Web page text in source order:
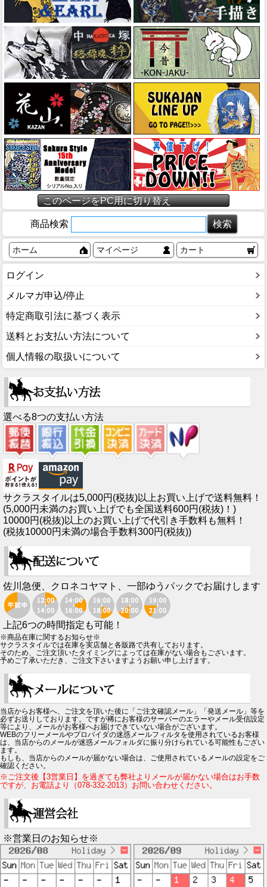
このページをPC用に切り替え
商品検索
ホーム マイページ カート
ログイン
メルマガ申込/停止
特定商取引法に基づく表示
送料とお支払い方法について
個人情報の取扱いについて
選べる8つの支払い方法
サクラスタイルは5,000円(税抜)以上お買い上げで送料無料！
(5,000円未満のお買い上げでも全国送料600円(税抜)！)
10000円(税抜)以上のお買い上げで代引き手数料も無料！
(税抜10000円未満の場合手数料300円(税抜))
佐川急便、クロネコヤマト、一部ゆうパックでお届けします
上記6つの時間指定も可能！
※商品在庫に関するお知らせ※
サクラスタイルでは在庫を実店舗と各販路で共有しております。
そのため、ご注文頂いたタイミングによっては在庫がない場合もございます。
予めご了承いただき、ご注文下さいますようお願い申し上げます。
当店からお客様へ、ご注文を頂いた後に「ご注文確認メール」「発送メール」等を
必ずお送りしております。ですが稀にお客様のサーバーのエラーやメール受信設定
等により、メールがお客様へお届けできていない場合がございます。
WEBのフリーメールやプロバイダの迷惑メールフィルタを使用されているお客様
は、当店からのメールが迷惑メールフォルダに振り分けられている可能性もござい
ます。
もしも、当店からのメールが届かない場合は、ご使用されているメールの設定をご
確認ください。
※ご注文後【3営業日】を過ぎても弊社よりメールが届かない場合はお手数
ですが、お電話より（078-332-2013）お問い合わせください。
※営業日のお知らせ※